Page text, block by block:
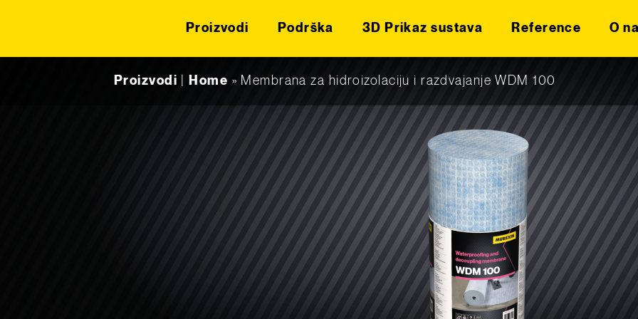
Proizvodi Podrška 3D Prikaz sustava Reference O
Proizvodi Home » Membrana za hidroizolaciju i razdvajanje WDM 100